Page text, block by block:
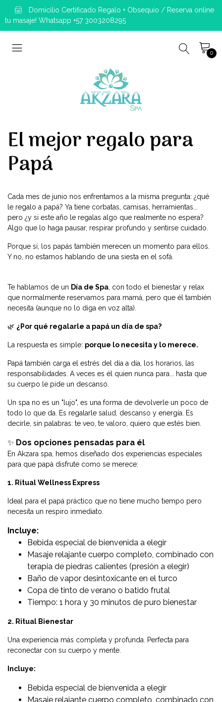
Domicilio Certificado Regalo + Obsequio / Reserva online
tu masaje! Whatsapp +57 3003208295
0
El mejor regalo para
Papá
Cada mes de junio nos enfrentamos a la misma pregunta: ¿qué
le regalo a papá? Ya tiene corbatas, camisas, herramientas...
pero ¿y si este año le regalas algo que realmente no espera?
Algo que lo haga pausar, respirar profundo y sentirse cuidado.
Porque sí, los papás también merecen un momento para ellos.
Y no, no estamos hablando de una siesta en el sofá.
Te hablamos de un Día de Spa , con todo el bienestar y relax
que normalmente reservamos para mamá, pero que él también
necesita (aunque no lo diga en voz alta).
🌿 ¿Por qué regalarle a papá un día de spa?
La respuesta es simple: porque lo necesita y lo merece.
Papá también carga el estrés del día a día, los horarios, las
responsabilidades. A veces es él quien nunca para... hasta que
su cuerpo le pide un descanso.
Un spa no es un "lujo", es una forma de devolverle un poco de
todo lo que da. Es regalarle salud, descanso y energía. Es
decirle, sin palabras: te veo, te valoro, quiero que estés bien.
✨ Dos opciones pensadas para él
En Akzara spa, hemos diseñado dos experiencias especiales
para que papá disfrute como se merece:
1. Ritual Wellness Express
Ideal para el papá práctico que no tiene mucho tiempo pero
necesita un respiro inmediato.
Incluye:
Bebida especial de bienvenida a elegir
Masaje relajante cuerpo completo, combinado con
terapia de piedras calientes (presión a elegir)
Baño de vapor desintoxicante en el turco
Copa de tinto de verano o batido frutal
Tiempo: 1 hora y 30 minutos de puro bienestar
2. Ritual Bienestar
Una experiencia más completa y profunda. Perfecta para
reconectar con su cuerpo y mente.
Incluye:
Bebida especial de bienvenida a elegir
Masaje relajante cuerpo completo, combinado con